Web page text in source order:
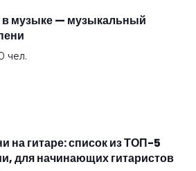
в музыке — музыкальный
чел.
на гитаре: список из ТОП-5
для начинающих гитаристов